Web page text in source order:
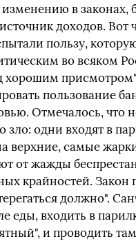
в законах,
доходов.
пользу,
во всяком
пользование
Отмечалось, что
зло: одни входят в
верхние, самые
от жажды
крайностей. Закон
должно".
еды, входить в
и проводить